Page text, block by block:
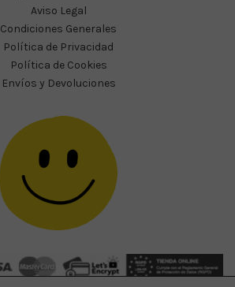
Aviso Legal
Condiciones Generales
Política de Privacidad
Política de Cookies
Envíos y Devoluciones